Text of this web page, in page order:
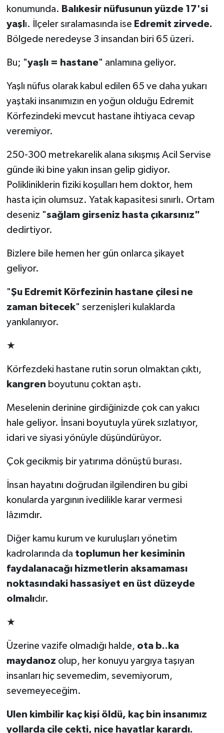
konumunda. Balıkesir nüfusunun yüzde 17'si
yaşl ı. İlçeler sıralamasında ise Edremit zirvede.
Bölgede neredeyse 3 insandan biri 65 üzeri.
Bu; "yaşlı = hastane" anlamına geliyor.
Yaşlı nüfus olarak kabul edilen 65 ve daha yukarı
yaştaki insanımızın en yoğun olduğu Edremit
Körfezindeki mevcut hastane ihtiyaca cevap
veremiyor.
250-300 metrekarelik alana sıkışmış Acil Servise
günde iki bine yakın insan gelip gidiyor.
Polikliniklerin fiziki koşulları hem doktor, hem
hasta için olumsuz. Yatak kapasitesi sınırlı. Ortam
deseniz "sağlam girseniz hasta çıkarsınız"
dedirtiyor.
Bizlere bile hemen her gün onlarca şikayet
geliyor.
"Şu Edremit Körfezinin hastane çilesi ne
zaman bitecek" serzenişleri kulaklarda
yankılanıyor.
★
Körfezdeki hastane rutin sorun olmaktan çıktı,
kangren boyutunu çoktan aştı.
Meselenin derinine girdiğinizde çok can yakıcı
hale geliyor. İnsani boyutuyla yürek sızlatıyor,
idari ve siyasi yönüyle düşündürüyor.
Çok gecikmiş bir yatırıma dönüştü burası.
İnsan hayatını doğrudan ilgilendiren bu gibi
konularda yargının ivedilikle karar vermesi
lâzımdır.
Diğer kamu kurum ve kuruluşları yönetim
kadrolarında da toplumun her kesiminin
faydalanacağı hizmetlerin aksamaması
noktasındaki hassasiyet en üst düzeyde
olmalıdır.
★
Üzerine vazife olmadığı halde, ota b..ka
maydanoz olup, her konuyu yargıya taşıyan
insanları hiç sevemedim, sevemiyorum,
sevemeyeceğim.
Ulen kimbilir kaç kişi öldü, kaç bin insanımız
yollarda çile çekti, nice hayatlar karardı.